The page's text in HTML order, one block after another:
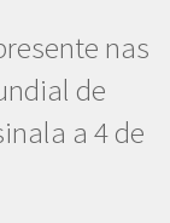
nas
de
a 4 de